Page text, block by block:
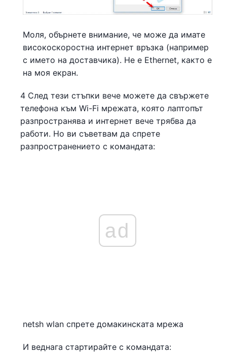
Моля, обърнете внимание, че може да имате
високоскоростна интернет връзка (например
с името на доставчика). Не е Ethernet, както е
на моя екран.
4 След тези стъпки вече можете да свържете
телефона към Wi-Fi мрежата, която лаптопът
разпространява и интернет вече трябва да
работи. Но ви съветвам да спрете
разпространението с командата:
ad
netsh wlan спрете домакинската мрежа
И веднага стартирайте с командата: